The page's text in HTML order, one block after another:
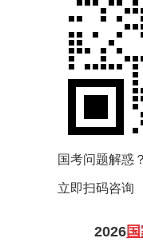
国考问题解惑？
立即扫码咨询
2026